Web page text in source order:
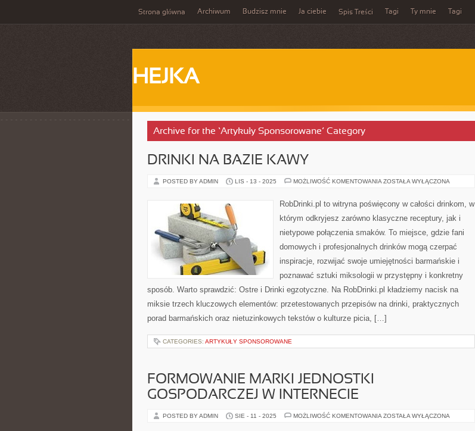
Strona główna Archiwum Budzisz mnie Ja ciebie Spis Treści Tagi Ty mnie Tagi
HEJKA
Archive for the ‘Artykuły Sponsorowane’ Category
DRINKI NA BAZIE KAWY
POSTED BY ADMIN LIS - 13 - 2025 MOŻLIWOŚĆ KOMENTOWANIA DRINKI
ZOSTAŁA WYŁĄCZONA
RobDrinki.pl to witryna poświęcony w całości drinkom, w
którym odkryjesz zarówno klasyczne receptury, jak i
nietypowe połączenia smaków. To miejsce, gdzie fani
domowych i profesjonalnych drinków mogą czerpać
inspiracje, rozwijać swoje umiejętności barmańskie i
poznawać sztuki miksologii w przystępny i konkretny
sposób. Warto sprawdzić: Ostre i Drinki egzotyczne. Na RobDrinki.pl kładziemy nacisk na
miksie trzech kluczowych elementów: przetestowanych przepisów na drinki, praktycznych
porad barmańskich oraz nietuzinkowych tekstów o kulturze picia, […]
CATEGORIES: ARTYKUŁY SPONSOROWANE
FORMOWANIE MARKI JEDNOSTKI
GOSPODARCZEJ W INTERNECIE
POSTED BY ADMIN SIE - 11 - 2025 MOŻLIWOŚĆ KOMENTOWANIA FORMOWANIE
ZOSTAŁA WYŁĄCZONA